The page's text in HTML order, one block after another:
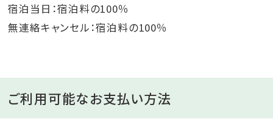
宿泊当日：宿泊料の100％
無連絡キャンセル：宿泊料の100％
ご利用可能なお支払い方法